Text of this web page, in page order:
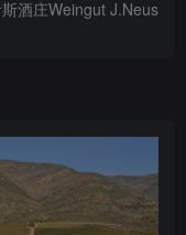
酒庄Weingut J.Neus